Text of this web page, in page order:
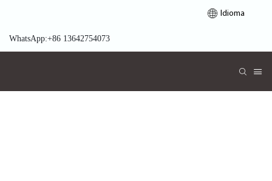
Idioma
WhatsApp:+86 13642754073